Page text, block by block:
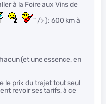
à la Foire aux Vins de
" /> ): 600 km à
(et une essence, en
le prix du trajet tout seul
revoir ses tarifs, à ce